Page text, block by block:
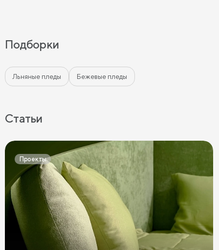
Подборки
Льняные пледы Бежевые пледы
Статьи
Проекты